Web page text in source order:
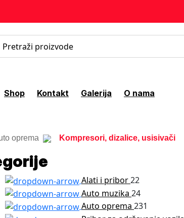
Shop Kontakt Galerija O nama
oprema Kompresori, dizalice, usisivači
Alati i pribor22
Auto muzika 24
Auto oprema 231